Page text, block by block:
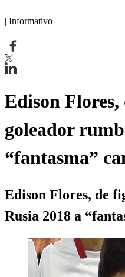
| Informativo
Edison
goleador
“fantasma”
Edison Flores, de
Rusia 2018 a